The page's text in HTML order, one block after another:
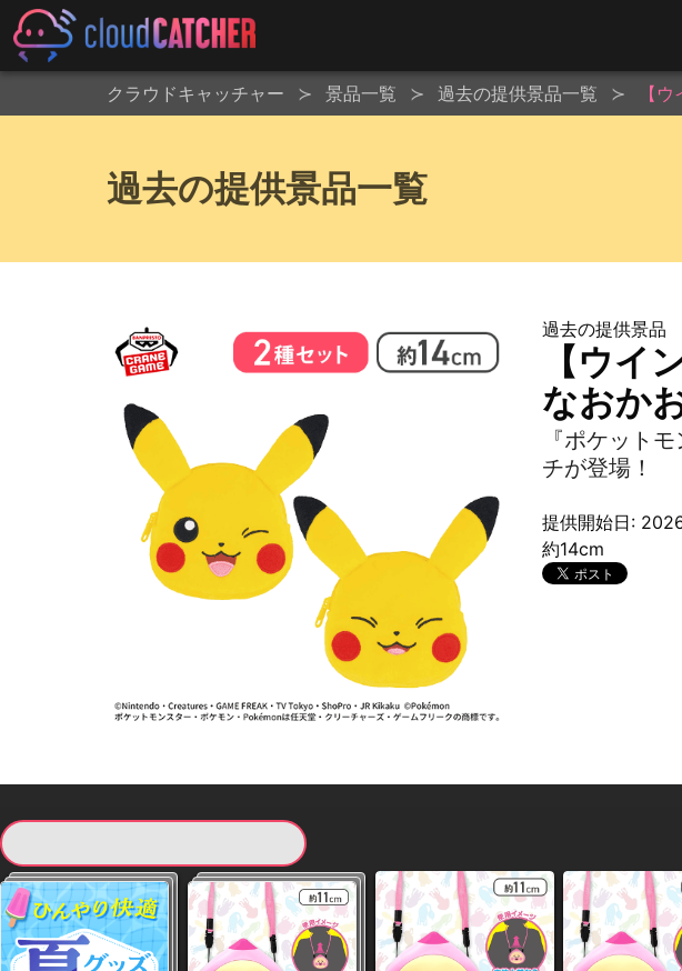
クラウドキャッチャー 景品一覧 過去の提供景品一覧 【
過去の提供景品一覧
過去の提供景品
【ウイ
なおか
『ポケット
チが登場！
提供開始日:
約14cm